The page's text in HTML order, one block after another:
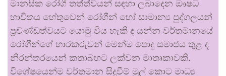
මානසික රෝගී තත්ත්වයන් සඳහා ලබාදෙන ඖෂධ
භාවිතය හේතුවෙන් රෝගීන් හෝ සාමාන්‍ය පුද්ගලයන්
ප්‍රචණ්ඩත්වයට යොමු විය හැකි ද යන්න වර්තමානයේ
රෝගීන්ගේ භාරකරුවන් මෙන්ම පොදු සමාජය තුළ ද
නිරන්තරයෙන් කතාබහට ලක්වන මාතෘකාවකි.
විශේෂයෙන්ම වර්තමාන සිදුවීම් මුල් කොට මාධ්‍ය